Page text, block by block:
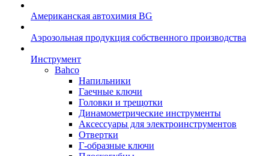
Американская автохимия BG
Аэрозольная продукция собственного производства
Инструмент
Bahco
Напильники
Гаечные ключи
Головки и трещотки
Динамометрические инструменты
Аксессуары для электроинструментов
Отвертки
Г-образные ключи